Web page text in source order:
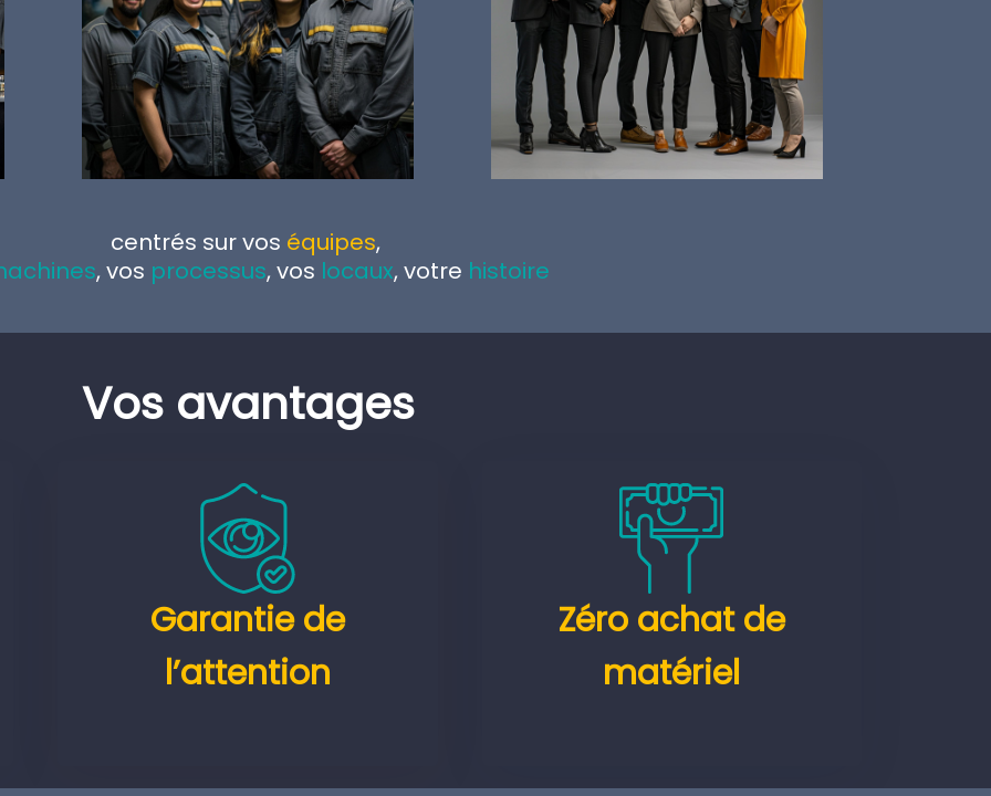
centrés sur vos équipes,
, vos processus, vos locaux, votre histoire
Vos avantages
Garantie de
l’attention
Zéro achat de
matériel